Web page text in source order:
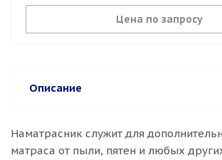
Цена по запросу
Описание
Наматрасник служит для
матраса от пыли, пятен и любых